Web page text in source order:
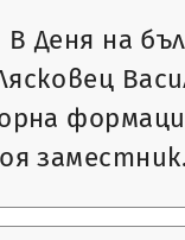
В Деня на